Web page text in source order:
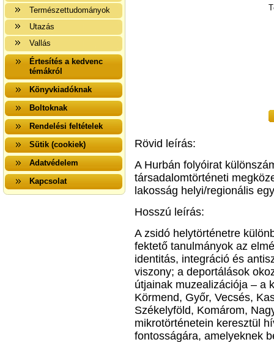
Természettudományok
Utazás
Vallás
Értesítés a kedvenc
témákról
Könyvkiadóknak
Boltoknak
Rendelési feltételek
Sütik (cookiek)
Adatvédelem
Kapcsolat
Rövid leírás:
A Hurbán folyóirat
társadalomtörténeti
lakosság helyi/regionális
Hosszú leírás:
A zsidó helytörténetre
fektető tanulmányok az
identitás, integráció és
viszony; a deportálások
útjainak muzealizációja ‒ a
Körmend, Győr, Vecsés,
Székelyföld, Komárom,
mikrotörténetein keresztül
fontosságára, amelyeknek